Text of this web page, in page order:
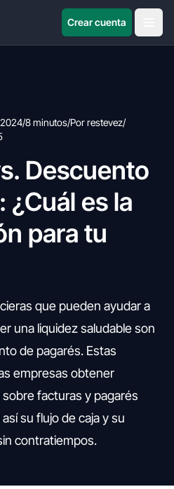
Crear cuenta
/8 minutos/Por restevez/
Descuento
¿Cuál es la
para tu
que pueden ayudar a
una liquidez saludable son
de pagarés. Estas
empresas obtener
facturas y pagarés
su flujo de caja y su
contratiempos.